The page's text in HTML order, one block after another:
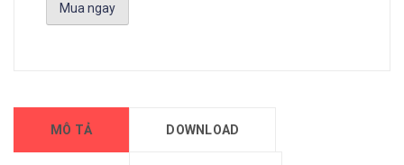
Mua ngay
MÔ TẢ DOWNLOAD